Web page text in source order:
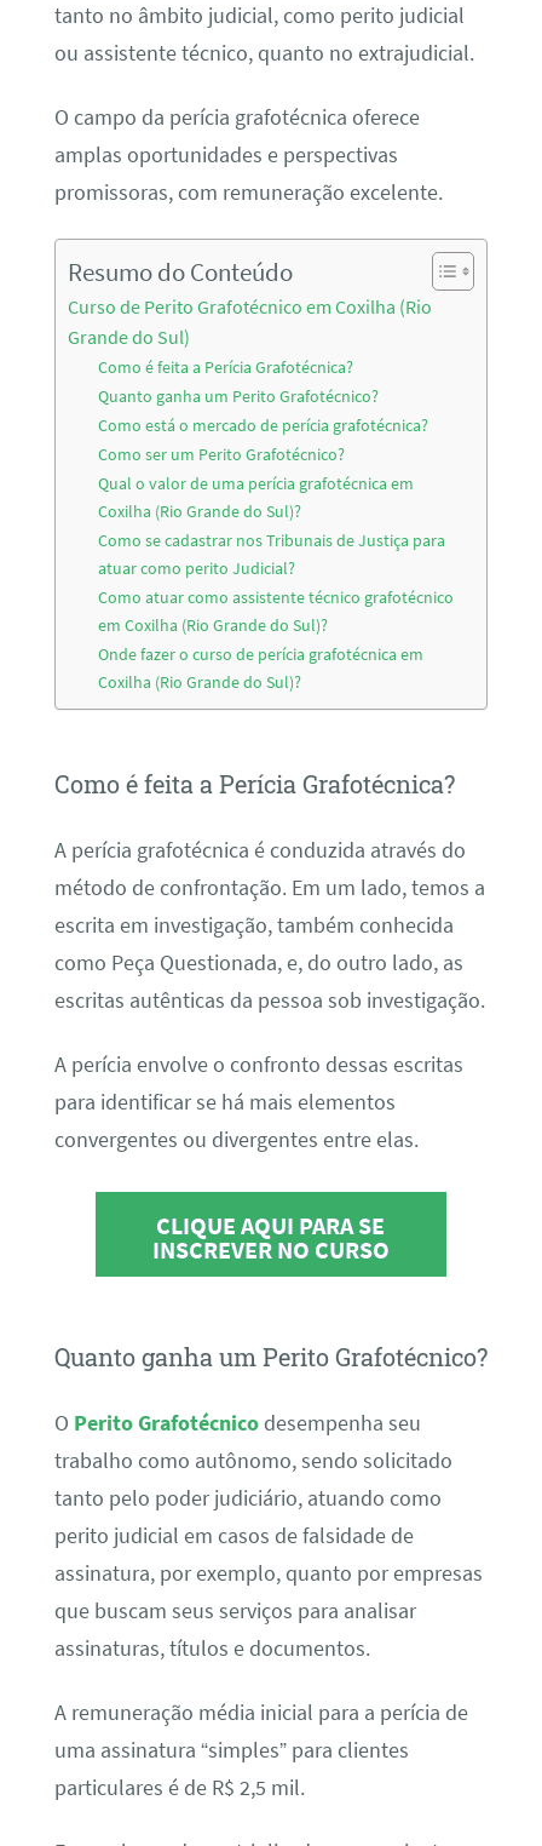
tanto no âmbito judicial, como perito judicial
ou assistente técnico, quanto no extrajudicial.
O campo da perícia grafotécnica oferece
amplas oportunidades e perspectivas
promissoras, com remuneração excelente.
Resumo do Conteúdo
Curso de Perito Grafotécnico em Coxilha (Rio
Grande do Sul)
Como é feita a Perícia Grafotécnica?
Quanto ganha um Perito Grafotécnico?
Como está o mercado de perícia grafotécnica?
Como ser um Perito Grafotécnico?
Qual o valor de uma perícia grafotécnica em
Coxilha (Rio Grande do Sul)?
Como se cadastrar nos Tribunais de Justiça para
atuar como perito Judicial?
Como atuar como assistente técnico grafotécnico
em Coxilha (Rio Grande do Sul)?
Onde fazer o curso de perícia grafotécnica em
Coxilha (Rio Grande do Sul)?
Como é feita a Perícia Grafotécnica?
A perícia grafotécnica é conduzida através do
método de confrontação. Em um lado, temos a
escrita em investigação, também conhecida
como Peça Questionada, e, do outro lado, as
escritas autênticas da pessoa sob investigação.
A perícia envolve o confronto dessas escritas
para identificar se há mais elementos
convergentes ou divergentes entre elas.
CLIQUE AQUI PARA SE
INSCREVER NO CURSO
Quanto ganha um Perito Grafotécnico?
O Perito Grafotécnicodesempenha seu
trabalho como autônomo, sendo solicitado
tanto pelo poder judiciário, atuando como
perito judicial em casos de falsidade de
assinatura, por exemplo, quanto por empresas
que buscam seus serviços para analisar
assinaturas, títulos e documentos.
A remuneração média inicial para a perícia de
uma assinatura “simples” para clientes
particulares é de R$ 2,5 mil.